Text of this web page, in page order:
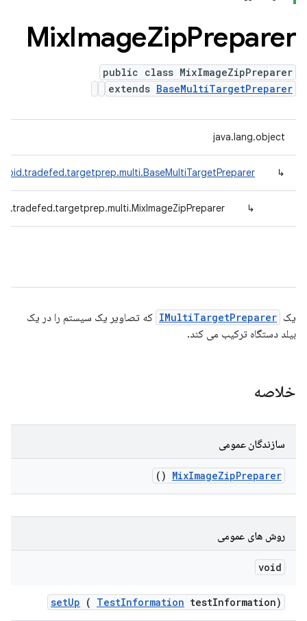
MixImageZipPreparer
public class MixImageZipPreparer
extends BaseMultiTargetPreparer
java.lang.object
↳
↳
یک IMultiTargetPreparer که تصاویر یک سیستم را در یک
بیلد دستگاه ترکیب می کند.
خلاصه
سازندگان عمومی
MixImageZipPreparer
()
روش های عمومی
void
setUp ( TestInformation testInformation)